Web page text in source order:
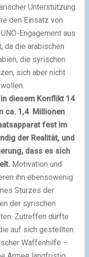
Unterstützung
den Einsatz von
Engagement aus
da die arabischen
die syrischen
sich aber nicht
diesem Konflikt 14
ca. 1,4 Millionen
fest im
der Realität, und
dass es sich
Motivation und
ihn ebensowenig
Sturzes der
der syrischen
Zutreffen dürfte
auf sich gestellten
Waffenhilfe –